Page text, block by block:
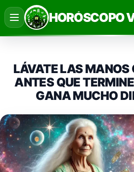
Saltar
al
contenido
HORÓSCOPO
LÁVATE LAS MANOS
ANTES QUE
GANA MUCHO